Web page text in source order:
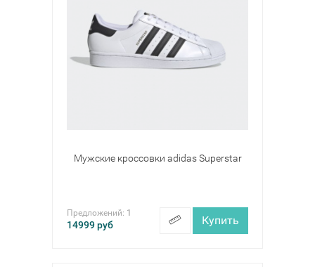
Мужские кроссовки adidas Superstar
Предложений: 1
14999руб Купить